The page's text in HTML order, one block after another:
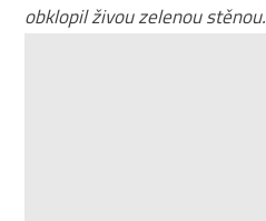
obklopil živou zelenou stěnou.